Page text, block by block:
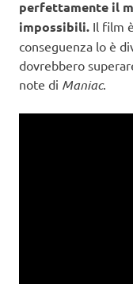
perfettamente il
impossibili. Il film
conseguenza lo è
dovrebbero
note di Maniac.